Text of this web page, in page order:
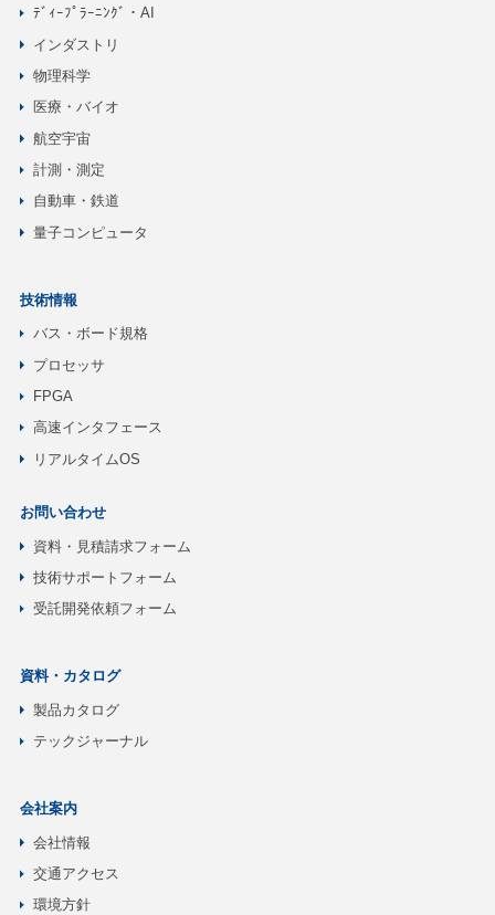
ﾃﾞｨｰﾌﾟﾗｰﾆﾝｸﾞ・AI
インダストリ
物理科学
医療・バイオ
航空宇宙
計測・測定
自動車・鉄道
量子コンピュータ
技術情報
バス・ボード規格
プロセッサ
FPGA
高速インタフェース
リアルタイムOS
お問い合わせ
資料・見積請求フォーム
技術サポートフォーム
受託開発依頼フォーム
資料・カタログ
製品カタログ
テックジャーナル
会社案内
会社情報
交通アクセス
環境方針